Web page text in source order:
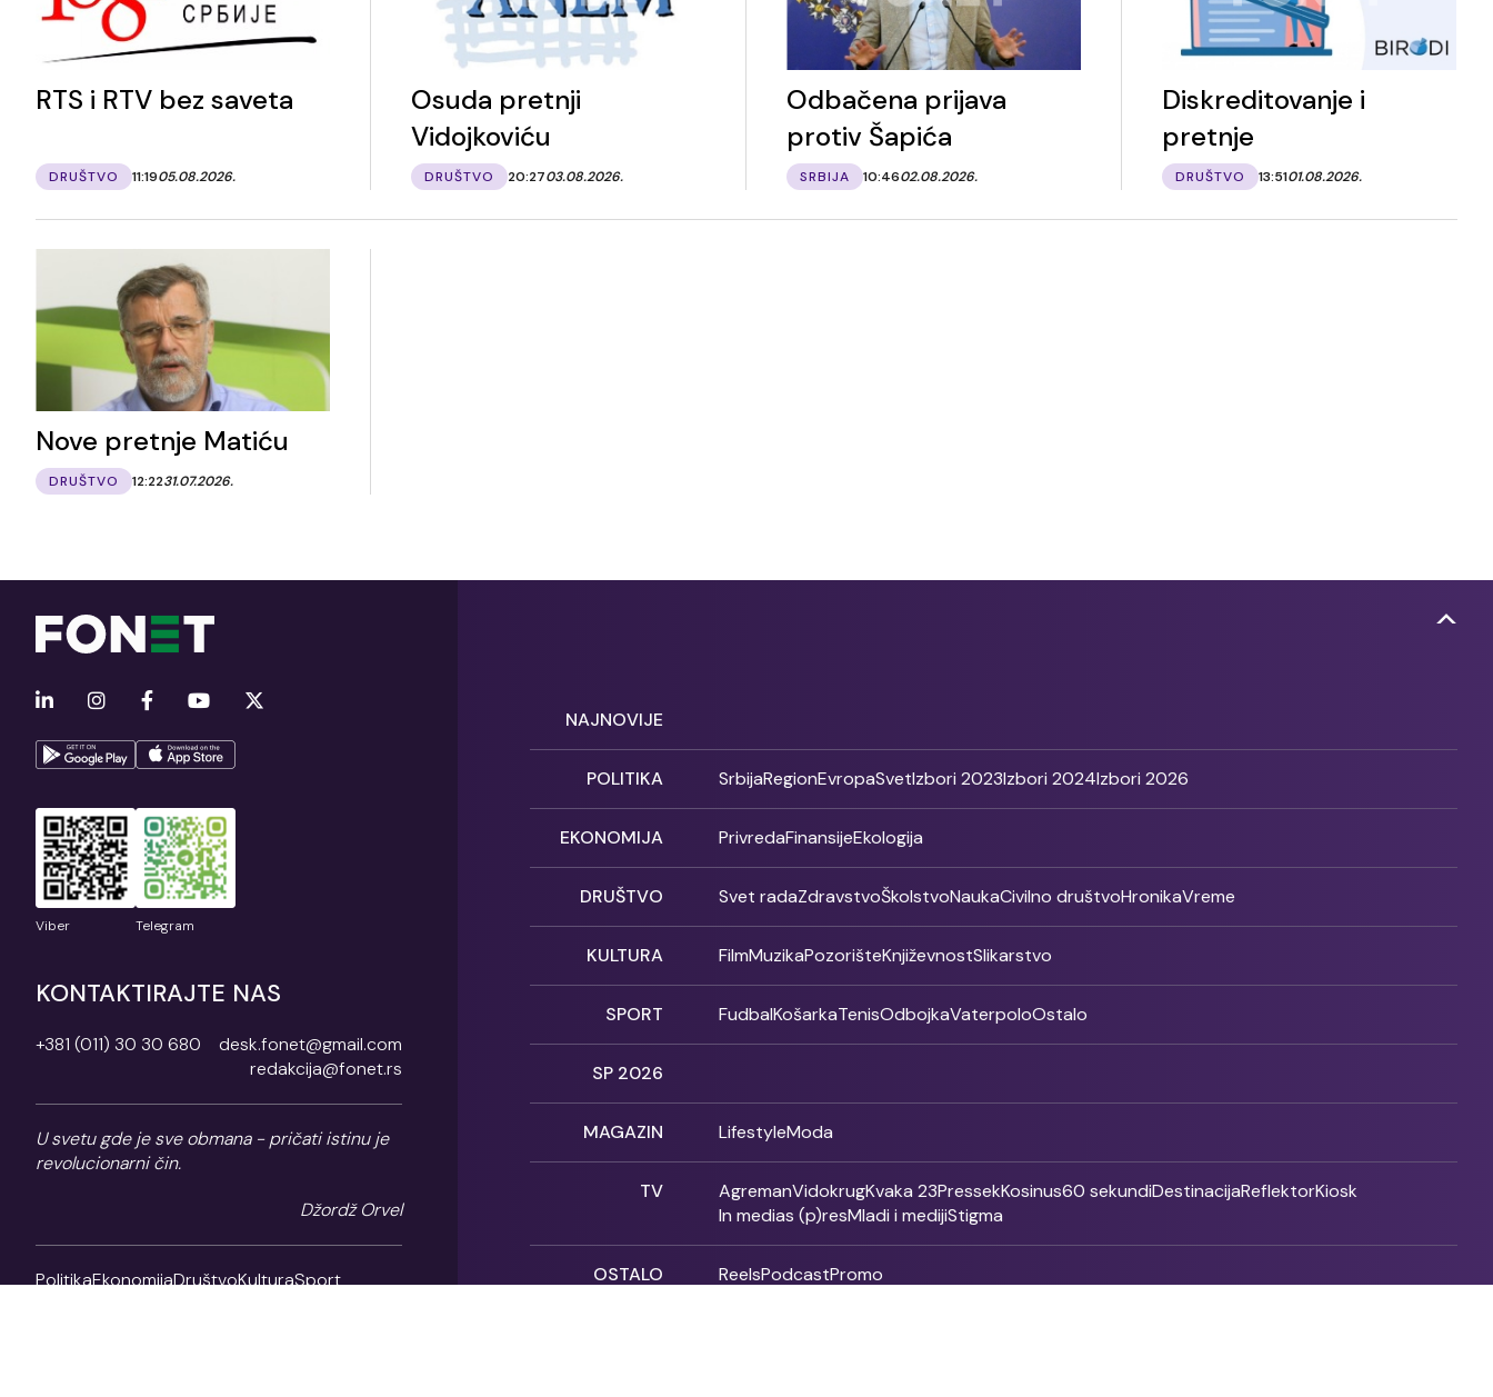
RTS i RTV bez saveta
DRUŠTVO 11:1905.08.2026.
Osuda pretnji
Vidojkoviću
DRUŠTVO 20:2703.08.2026.
Odbačena prijava
protiv Šapića
SRBIJA 10:4602.08.2026.
Diskreditovanje i
pretnje
DRUŠTVO 13:5101.08.2026.
Nove pretnje Matiću
DRUŠTVO 12:2231.07.2026.
Viber Telegram
KONTAKTIRAJTE NAS
+381 (011) 30 30 680
desk.fonet@gmail.com
redakcija@fonet.rs
U svetu gde je sve obmana - pričati istinu je
revolucionarni čin.
Džordž Orvel
PolitikaEkonomijaDruštvoKulturaSport
NAJNOVIJE
POLITIKA SrbijaRegionEvropaSvetIzbori 2023Izbori 2024Izbori 2026
EKONOMIJA PrivredaFinansijeEkologija
DRUŠTVO Svet radaZdravstvoŠkolstvoNaukaCivilno društvoHronikaVreme
KULTURA FilmMuzikaPozorišteKnjiževnostSlikarstvo
SPORT FudbalKošarkaTenisOdbojkaVaterpoloOstalo
SP 2026
MAGAZIN LifestyleModa
TV AgremanVidokrugKvaka 23PressekKosinus60 sekundiDestinacijaReflektorKiosk
In medias (p)resMladi i medijiStigma
OSTALO ReelsPodcastPromo